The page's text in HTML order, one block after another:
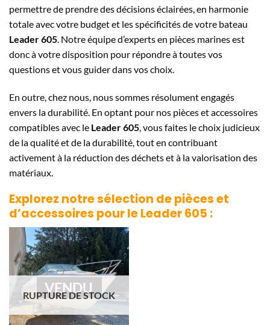
permettre de prendre des décisions éclairées, en harmonie
totale avec votre budget et les spécificités de votre bateau
Leader 605 . Notre équipe d’experts en pièces marines est
donc à votre disposition pour répondre à toutes vos
questions et vous guider dans vos choix.
En outre, chez nous, nous sommes résolument engagés
envers la durabilité. En optant pour nos pièces et accessoires
compatibles avec le Leader 605 , vous faites le choix judicieux
de la qualité et de la durabilité, tout en contribuant
activement à la réduction des déchets et à la valorisation des
matériaux.
Explorez notre sélection de pièces et
d’accessoires pour leLeader 605 :
VENDU
RUPTURE DE STOCK